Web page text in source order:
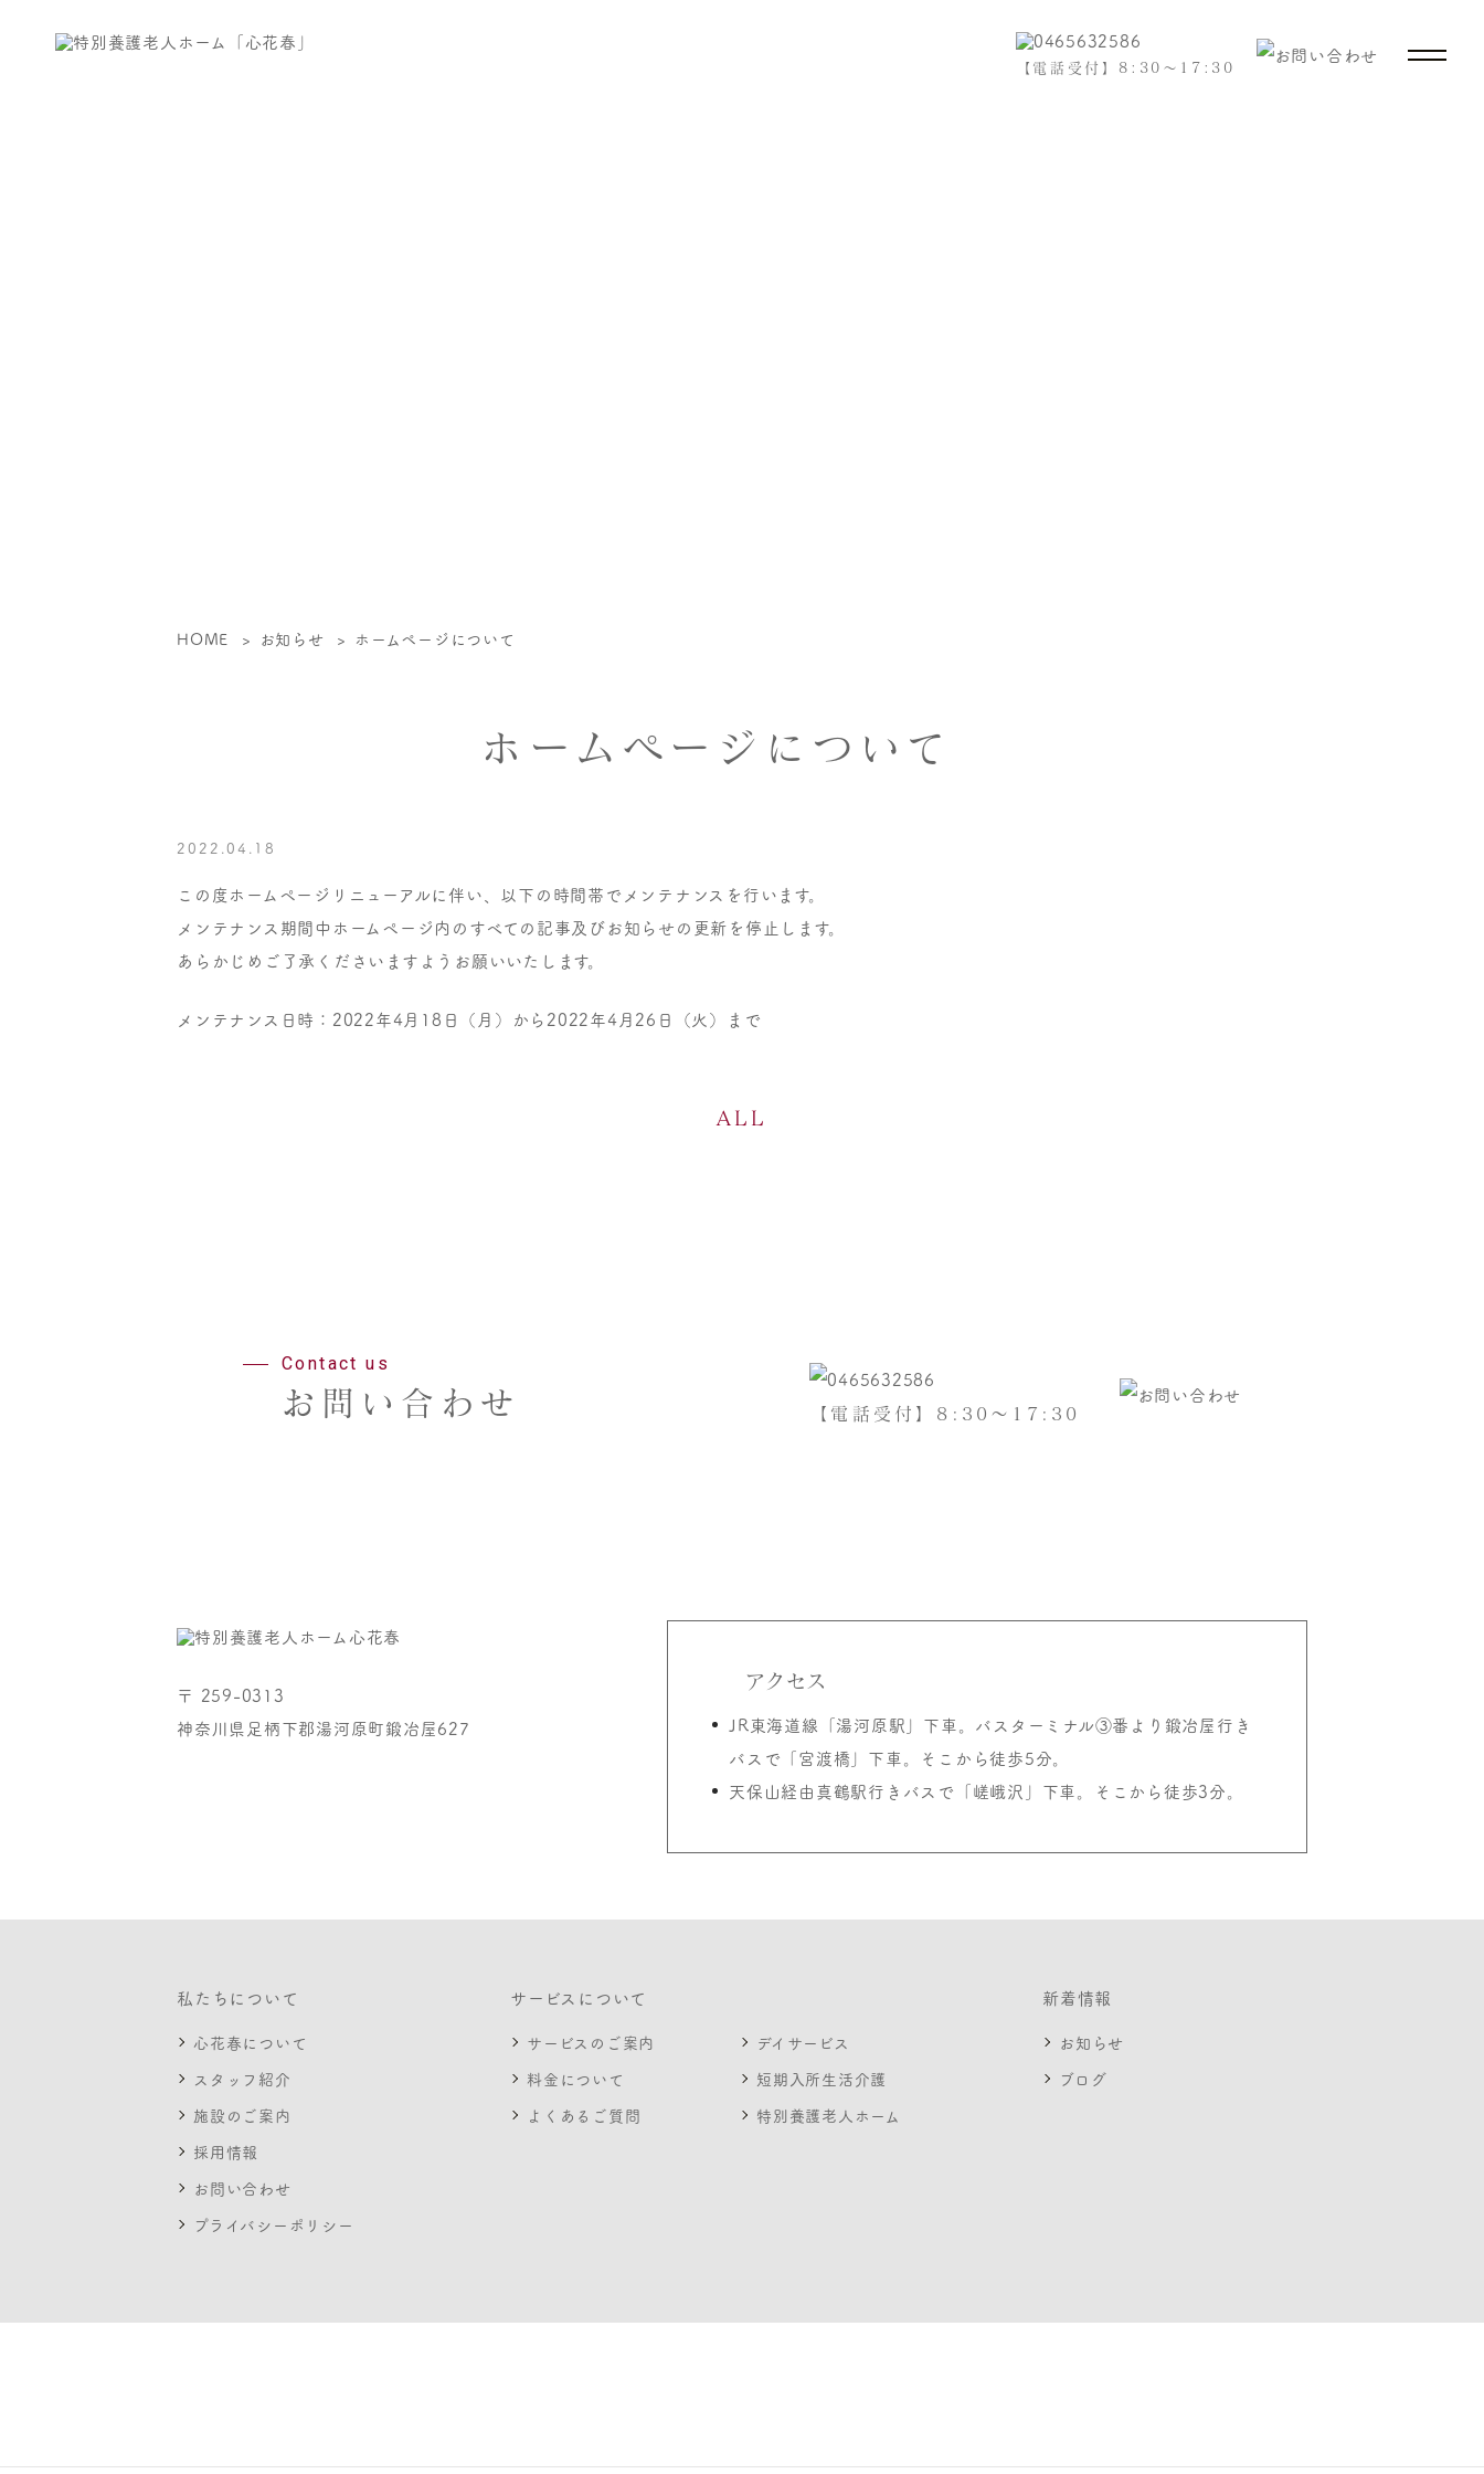
【電話受付】8:30～17:30
HOME お知らせ ホームページについて
ホームページについて
2022.04.18
この度ホームページリニューアルに伴い、以下の時間帯でメンテナンスを行います。
メンテナンス期間中ホームページ内のすべての記事及びお知らせの更新を停止します。
あらかじめご了承くださいますようお願いいたします。
メンテナンス日時：2022年4月18日（月）から2022年4月26日（火）まで
ALL
Contact us
お問い合わせ 【電話受付】8:30～17:30
〒 259-0313
神奈川県足柄下郡湯河原町鍛冶屋627
アクセス
JR東海道線「湯河原駅」下車。バスターミナル③番より鍛冶屋行き
バスで「宮渡橋」下車。そこから徒歩5分。
天保山経由真鶴駅行きバスで「嵯峨沢」下車。そこから徒歩3分。
私たちについて
心花春について
スタッフ紹介
施設のご案内
採用情報
お問い合わせ
プライバシーポリシー
サービスについて
サービスのご案内
デイサービス
料金について
短期入所生活介護
よくあるご質問
特別養護老人ホーム
新着情報
お知らせ
ブログ